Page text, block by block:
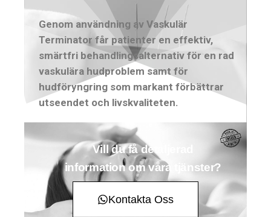
Genom användning av Vaskulär
Terminator får patienter en effektiv,
smärtfri behandlingsalternativ för en rad
vaskulära hudproblem samt för
hudföryngring som markant förbättrar
utseendet och livskvaliteten.
Vill du få detaljerad
information om våra tjänster?
Kontakta Oss